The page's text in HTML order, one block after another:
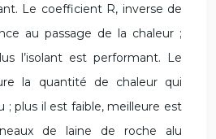
Le coefficient R, inverse de
au passage de la chaleur ;
l’isolant est performant. Le
la quantité de chaleur qui
; plus il est faible, meilleure est
de laine de roche alu